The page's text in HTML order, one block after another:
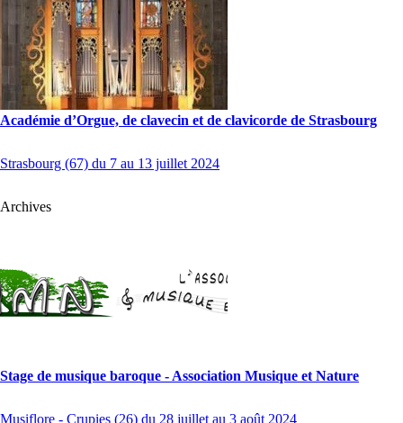
Académie d’Orgue, de clavecin et de clavicorde de Strasbourg
Strasbourg (67) du 7 au 13 juillet 2024
Archives
Stage de musique baroque - Association Musique et Nature
Musiflore - Crupies (26) du 28 juillet au 3 août 2024